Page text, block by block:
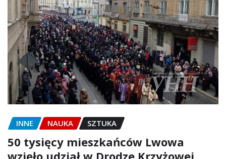
INNE NAUKA SZTUKA
50 tysięcy mieszkańców Lwowa
wzięło udział w Drodze Krzyżowej